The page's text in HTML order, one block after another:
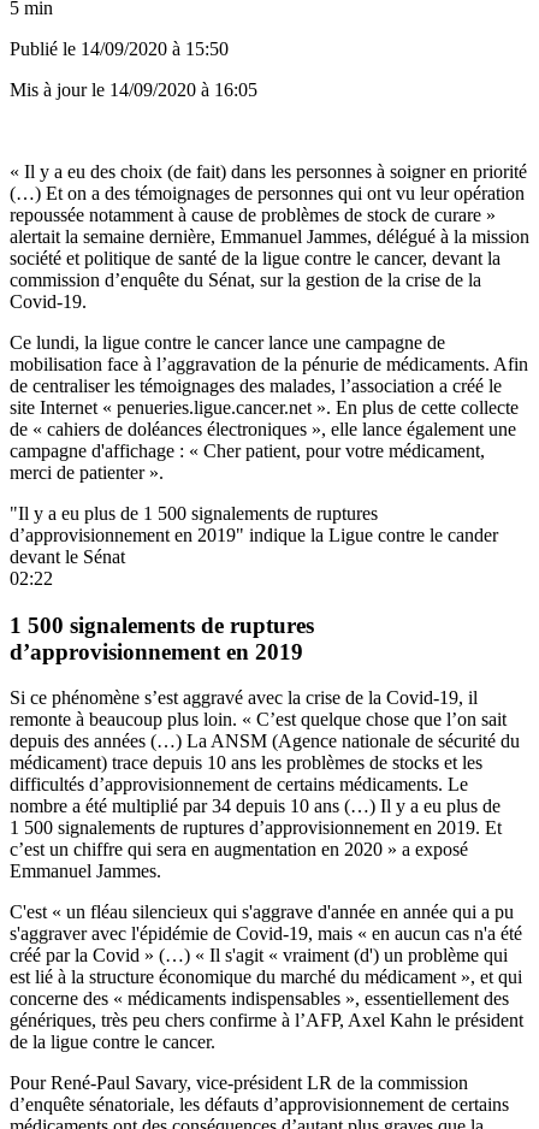
5 min
Publié le 14/09/2020 à 15:50
Mis à jour le 14/09/2020 à 16:05
« Il y a eu des choix (de fait) dans les personnes à soigner en priorité
(…) Et on a des témoignages de personnes qui ont vu leur opération
repoussée notamment à cause de problèmes de stock de curare »
alertait la semaine dernière, Emmanuel Jammes, délégué à la mission
société et politique de santé de la ligue contre le cancer, devant la
commission d’enquête du Sénat, sur la gestion de la crise de la
Covid-19.
Ce lundi, la ligue contre le cancer lance une campagne de
mobilisation face à l’aggravation de la pénurie de médicaments. Afin
de centraliser les témoignages des malades, l’association a créé le
site Internet « penueries.ligue.cancer.net ». En plus de cette collecte
de « cahiers de doléances électroniques », elle lance également une
campagne d'affichage : « Cher patient, pour votre médicament,
merci de patienter ».
"Il y a eu plus de 1 500 signalements de ruptures
d’approvisionnement en 2019" indique la Ligue contre le cander
devant le Sénat
02:22
1 500 signalements de ruptures
d’approvisionnement en 2019
Si ce phénomène s’est aggravé avec la crise de la Covid-19, il
remonte à beaucoup plus loin. « C’est quelque chose que l’on sait
depuis des années (…) La ANSM (Agence nationale de sécurité du
médicament) trace depuis 10 ans les problèmes de stocks et les
difficultés d’approvisionnement de certains médicaments. Le
nombre a été multiplié par 34 depuis 10 ans (…) Il y a eu plus de
1 500 signalements de ruptures d’approvisionnement en 2019. Et
c’est un chiffre qui sera en augmentation en 2020 » a exposé
Emmanuel Jammes.
C'est « un fléau silencieux qui s'aggrave d'année en année qui a pu
s'aggraver avec l'épidémie de Covid-19, mais « en aucun cas n'a été
créé par la Covid » (…) « Il s'agit « vraiment (d') un problème qui
est lié à la structure économique du marché du médicament », et qui
concerne des « médicaments indispensables », essentiellement des
génériques, très peu chers confirme à l’AFP, Axel Kahn le président
de la ligue contre le cancer.
Pour René-Paul Savary, vice-président LR de la commission
d’enquête sénatoriale, les défauts d’approvisionnement de certains